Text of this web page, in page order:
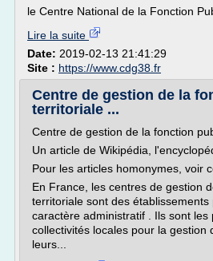
le Centre National de la Fonction
Lire la suite
Date: 2019-02-13 21:41:29
Site : https://www.cdg38.fr
Centre de gestion de la
territoriale ...
Centre de gestion de la fonction
Un article de Wikipédia,
Pour les articles homonymes, voir
En France, les centres de gestion
territoriale sont des établissements
caractère administratif . Ils sont les
collectivités locales pour la gestion
leurs...